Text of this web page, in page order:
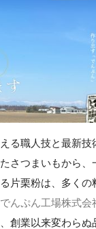
る職人技と最新
さつまいもから、
片栗粉は、多く
んぷん工場株式会
創業以来変わらぬ